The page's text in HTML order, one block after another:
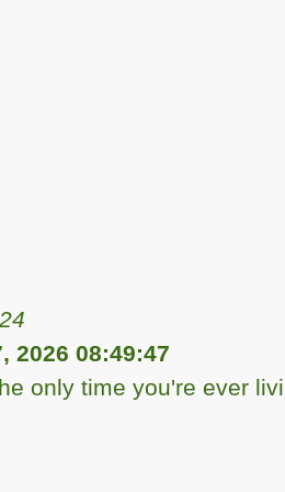
2026 08:49:47
only time you're ever